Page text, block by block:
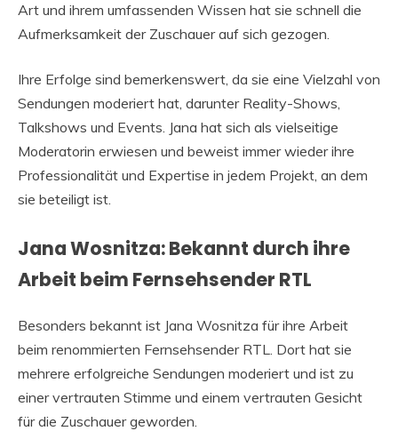
Art und ihrem umfassenden Wissen hat sie schnell die
Aufmerksamkeit der Zuschauer auf sich gezogen.
Ihre Erfolge sind bemerkenswert, da sie eine Vielzahl von
Sendungen moderiert hat, darunter Reality-Shows,
Talkshows und Events. Jana hat sich als vielseitige
Moderatorin erwiesen und beweist immer wieder ihre
Professionalität und Expertise in jedem Projekt, an dem
sie beteiligt ist.
Jana Wosnitza: Bekannt durch ihre
Arbeit beim Fernsehsender RTL
Besonders bekannt ist Jana Wosnitza für ihre Arbeit
beim renommierten Fernsehsender RTL. Dort hat sie
mehrere erfolgreiche Sendungen moderiert und ist zu
einer vertrauten Stimme und einem vertrauten Gesicht
für die Zuschauer geworden.